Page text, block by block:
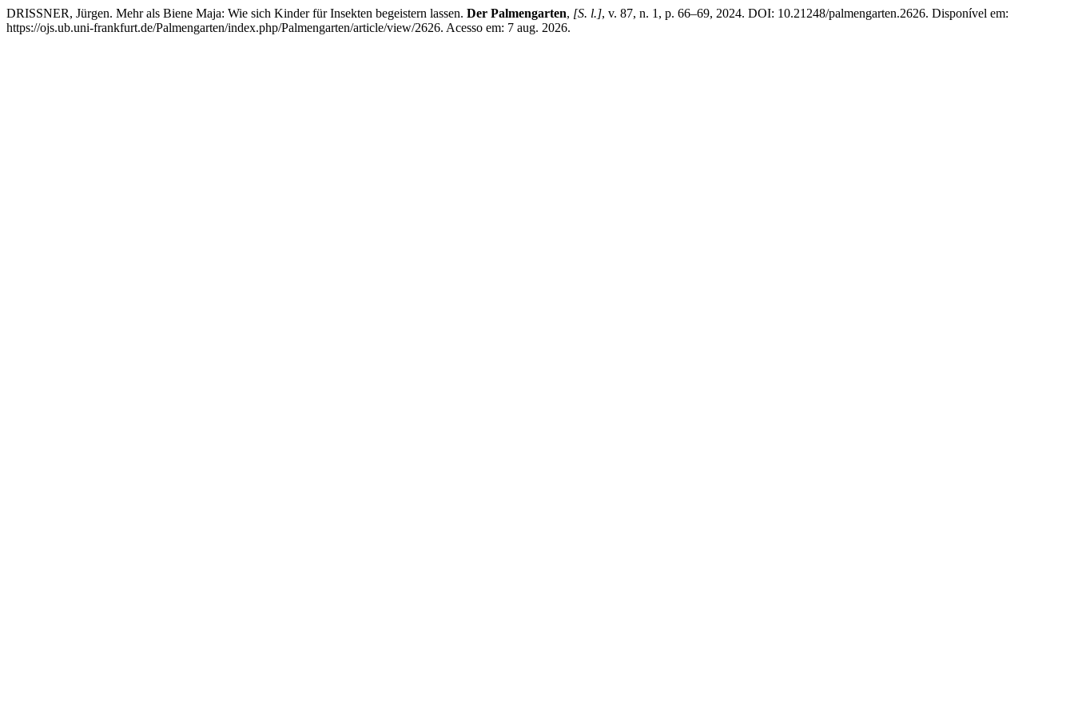
DRISSNER, Jürgen. Mehr als Biene Maja: Wie sich Kinder für Insekten begeistern lassen. Der Palmengarten, [S. l.], v. 87, n. 1, p. 66–69, 2024. DOI: 10.21248/palmengarten.2626. Disponível em:
https://ojs.ub.uni-frankfurt.de/Palmengarten/index.php/Palmengarten/article/view/2626. Acesso em: 7 aug. 2026.